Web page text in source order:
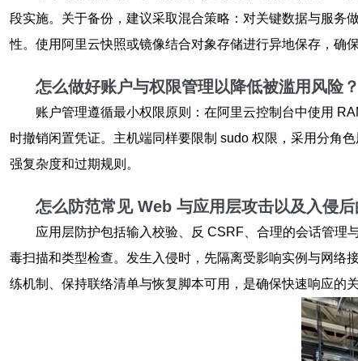
段实施。关于备份，建议采取混合策略：对关键数据与服务
性。使用阿里云快照或镜像结合对象存储进行异地保存，确
怎么做好账户与权限管理以降低被滥用风险？
账户管理遵循最小权限原则：在阿里云控制台中使用
时撤销闲置凭证。主机端同样要限制 sudo 权限，采用分角
强复杂度和过期规则。
怎么防范常见 Web 与应用层攻击以及入侵后
应用层防护包括输入校验、反 CSRF、合理的会话管理
毒扫描和类型检查。发生入侵时，先隔离受影响实例与网络
练机制、保持联络清单与恢复脚本可用，是确保快速响应的关